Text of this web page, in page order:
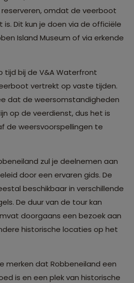
omdat de veerboot
is. Dit kun je doen via de officiële
Island Museum of via erkende
tijd bij de V&A Waterfront
vertrekt op vaste tijden.
dat de weersomstandigheden
op de veerdienst, dus het is
de weersvoorspellingen te
zul je deelnemen aan
door een ervaren gids. De
beschikbaar in verschillende
De duur van de tour kan
doorgaans een bezoek aan
historische locaties op het
merken dat Robbeneiland een
is en een plek van historische